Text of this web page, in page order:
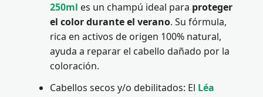
250ml es un champú ideal para proteger
el color durante el verano. Su fórmula,
rica en activos de origen 100% natural,
ayuda a reparar el cabello dañado por la
coloración.
Cabellos secos y/o debilitados: El Léa